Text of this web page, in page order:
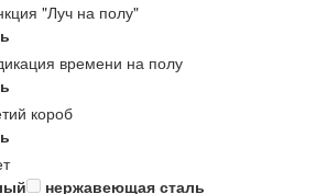
"Луч на полу"
времени на полу
короб
нержавеющая сталь